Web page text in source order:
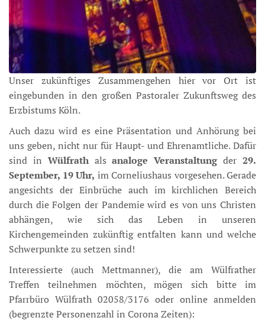
Unser zukünftiges Zusammengehen hier vor Ort ist
eingebunden in den großen Pastoraler Zukunftsweg des
Erzbistums Köln.
Auch dazu wird es eine Präsentation und Anhörung bei
uns geben, nicht nur für Haupt- und Ehrenamtliche. Dafür
sind in Wülfrathalsanaloge Veranstaltungder29.
September, 19 Uhr, im Corneliushaus vorgesehen. Gerade
angesichts der Einbrüche auch im kirchlichen Bereich
durch die Folgen der Pandemie wird es von uns Christen
abhängen, wie sich das Leben in unseren
Kirchengemeinden zukünftig entfalten kann und welche
Schwerpunkte zu setzen sind!
Interessierte (auch Mettmanner), die am Wülfrather
Treffen teilnehmen möchten, mögen sich bitte im
Pfarrbüro Wülfrath 02058/3176 oder online anmelden
(begrenzte Personenzahl in Corona Zeiten):